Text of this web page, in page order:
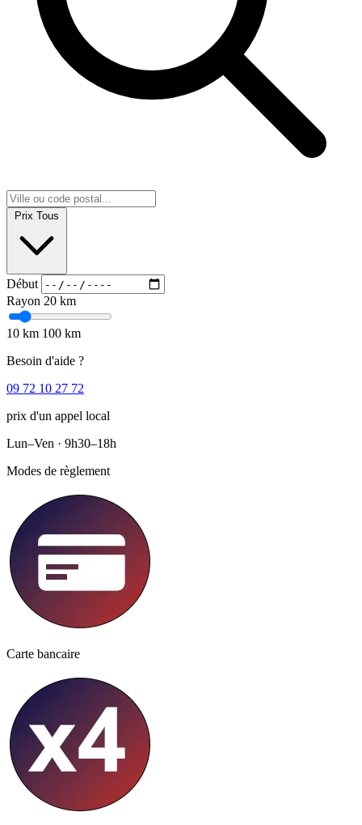
Prix Tous
Début
Rayon 20 km
10 km 100 km
Besoin d'aide ?
09 72 10 27 72
prix d'un appel local
Lun–Ven · 9h30–18h
Modes de règlement
Carte bancaire